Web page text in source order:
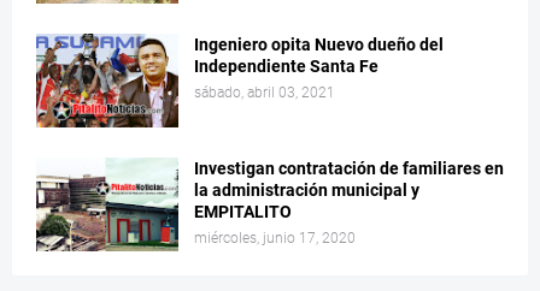
Ingeniero opita Nuevo dueño del
Independiente Santa Fe
sábado, abril 03, 2021
Investigan contratación de familiares en
la administración municipal y
EMPITALITO
miércoles, junio 17, 2020